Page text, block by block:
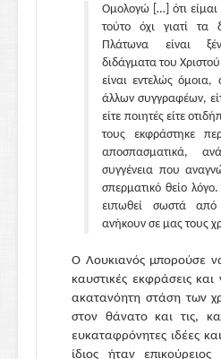
Ομολογώ […] ότι είμαι
τούτο όχι γιατί τα
Πλάτωνα είναι
διδάγματα του
είναι εντελώς
άλλων συγγραφέων,
είτε ποιητές είτε
τους εκφράστηκε
αποσπασματικά,
συγγένεια που
σπερματικό θείο
ειπωθεί σωστά από
ανήκουν σε μας τους
Ο Λουκιανός μπορούσε
καυστικές εκφράσεις
ακατανόητη στάση των
στον θάνατο και τις,
ευκαταφρόνητες ιδέες
ίδιος ήταν